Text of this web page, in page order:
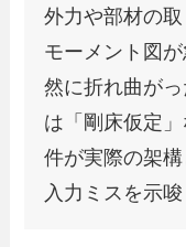
外力や部材の
モーメント図
然に折れ曲が
は「剛床仮定
件が実際の架構
入力ミスを示